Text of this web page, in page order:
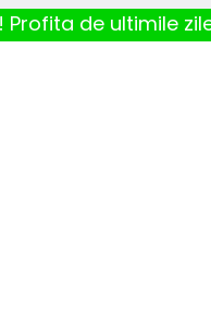
de ultimile